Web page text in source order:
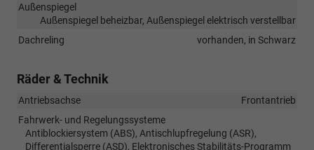
Außenspiegel
Außenspiegel beheizbar, Außenspiegel elektrisch verstellbar
Dachreling
vorhanden, in Schwarz
Räder & Technik
Antriebsachse
Frontantrieb
Fahrwerk- und Regelungssysteme
Antiblockiersystem (ABS), Antischlupfregelung (ASR),
Differentialsperre (ASD), Elektronisches Stabilitäts-Programm